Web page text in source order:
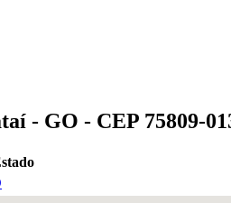
- GO - CEP 75809-